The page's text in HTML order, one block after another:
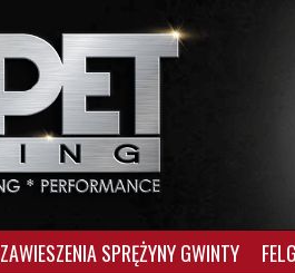
ZAWIESZENIA SPRĘŻYNY GWINTY